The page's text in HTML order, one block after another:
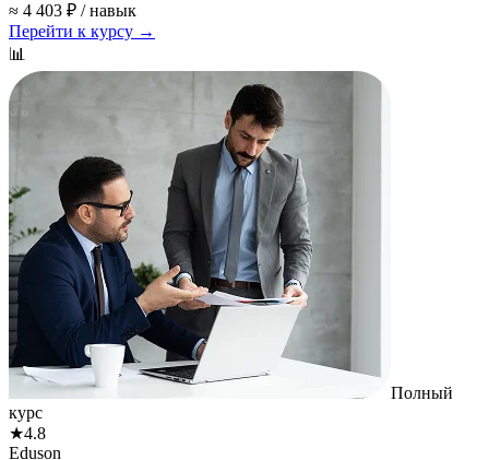
≈ 4 403 ₽ / навык
Перейти к курсу →
📊
Полный
курс
★4.8
Eduson